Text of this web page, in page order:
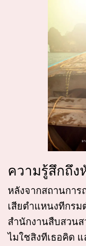
ความรู้สึกถึง
หลังจากสถานการ
เสียตำแหนงทีกรม
สำนักงานสืบสวนส
ไมใชสิงทีเธอคิด